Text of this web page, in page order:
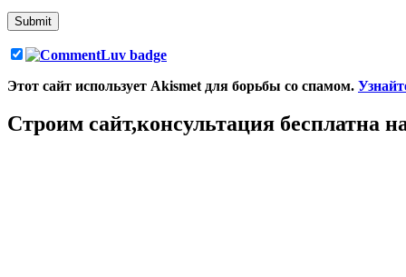
Этот сайт использует Akismet для борьбы со спамом.
Строим сайт,консультация бесплатна